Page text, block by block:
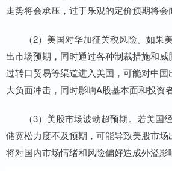
走势将会承压，过于乐观的定价预期将会
（2）美国对华加征关税风险。如果
出市场预期，同时通过各种制裁措施和威
过转口贸易等渠道进入美国，可能对中
大负面冲击，同时影响A股基本面和投资
（3）美股市场波动超预期。若美国
储宽松力度不及预期，可能导致美股市
将对国内市场情绪和风险偏好造成外溢影